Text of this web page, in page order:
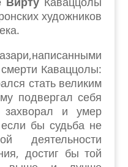
художников
Каваццолы:
стать великим
подвергал себя
захворал и умер
бы судьба не
деятельности
достиг бы той